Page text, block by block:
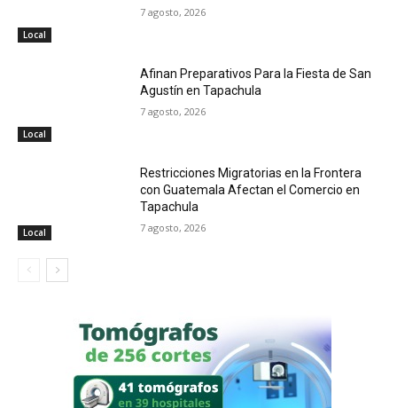
Local
7 agosto, 2026
Local
Afinan Preparativos Para la Fiesta de San
Agustín en Tapachula
7 agosto, 2026
Local
Restricciones Migratorias en la Frontera
con Guatemala Afectan el Comercio en
Tapachula
7 agosto, 2026